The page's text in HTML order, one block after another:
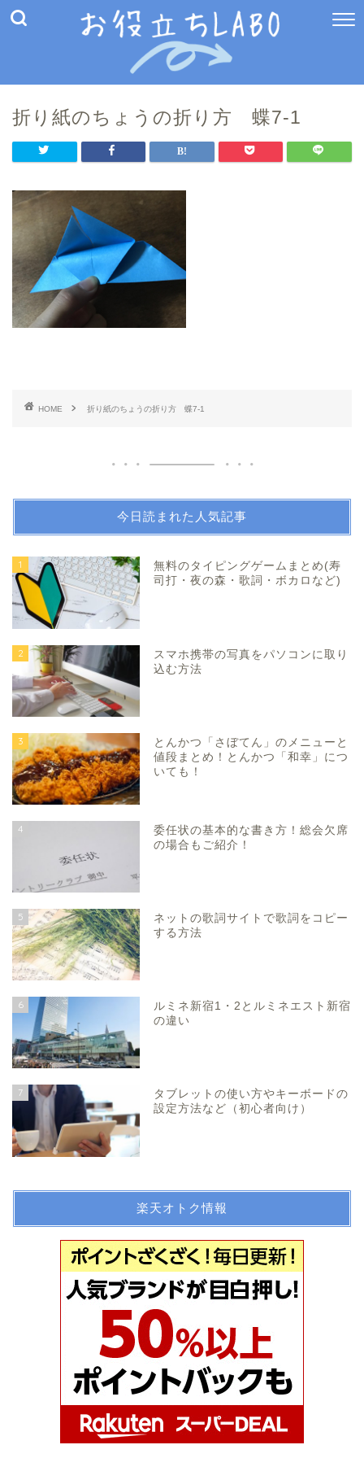
折り紙のちょうの折り方 蝶7-1
HOME 折り紙のちょうの折り方 蝶7-1
今日読まれた人気記事
1
無料のタイピングゲームまとめ(寿
司打・夜の森・歌詞・ボカロなど)
2
スマホ携帯の写真をパソコンに取り
込む方法
3
とんかつ「さぼてん」のメニューと
値段まとめ！とんかつ「和幸」につ
いても！
4
委任状の基本的な書き方！総会欠席
の場合もご紹介！
5
ネットの歌詞サイトで歌詞をコピー
する方法
6
ルミネ新宿1・2とルミネエスト新宿
の違い
7
タブレットの使い方やキーボードの
設定方法など（初心者向け）
楽天オトク情報